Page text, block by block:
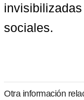
sociales.
Otra información